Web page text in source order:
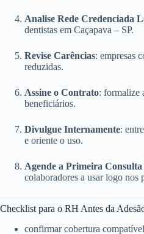
Analise Rede Credenciada
dentistas em Caçapava – SP.
Revise Carências: empresas
reduzidas.
Assine o Contrato: formalize
beneficiários.
Divulgue Internamente:
e oriente o uso.
Agende a Primeira
colaboradores a usar logo nos
Checklist para o RH Antes da
confirmar cobertura